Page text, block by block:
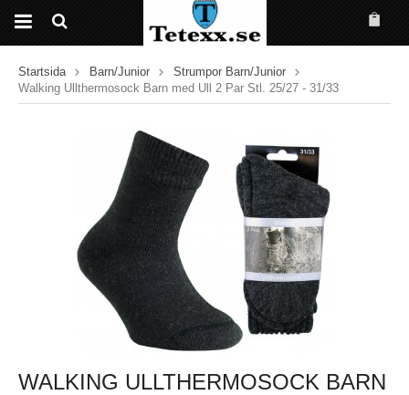
Startsida Barn/Junior
Strumpor Barn/Junior
Walking Ullthermosock Barn med Ull 2 Par Stl. 25/27 - 31/33
WALKING ULLTHERMOSOCK BARN